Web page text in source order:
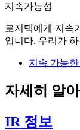
지속가능성
로지텍에게 지속
입니다. 우리가
지속 가능
자세히 알아
IR 정보